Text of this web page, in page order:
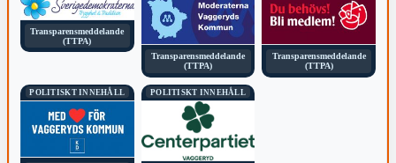
Transparensmeddelande
(TTPA)
Transparensmeddelande
(TTPA)
Transparensmeddelande
(TTPA)
POLITISKT INNEHÅLL POLITISKT INNEHÅLL